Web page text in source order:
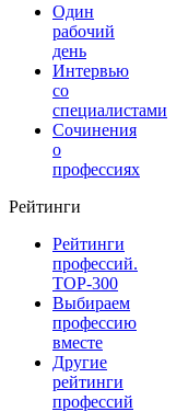
Один
рабочий
день
Интервью
со
специалистами
Сочинения
о
профессиях
Рейтинги
Рейтинги
профессий.
TOP-300
Выбираем
профессию
вместе
Другие
рейтинги
профессий